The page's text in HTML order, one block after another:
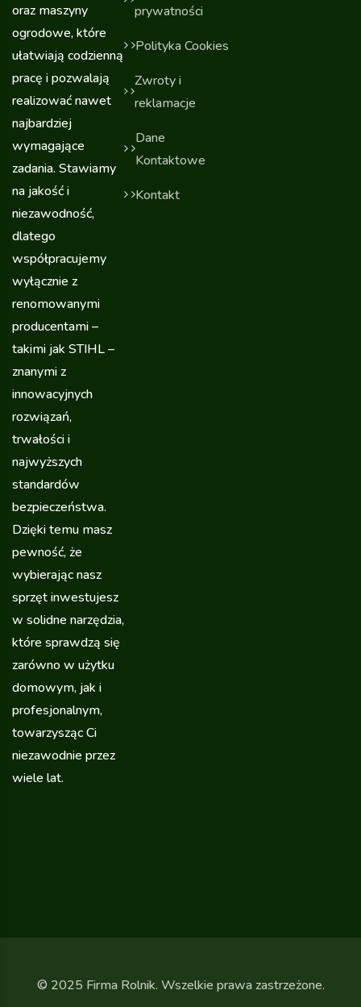
oraz maszyny
ogrodowe, które
ułatwiają codzienną
pracę i pozwalają
realizować nawet
najbardziej
wymagające
zadania. Stawiamy
na jakość i
niezawodność,
dlatego
współpracujemy
wyłącznie z
renomowanymi
producentami –
takimi jak STIHL –
znanymi z
innowacyjnych
rozwiązań,
trwałości i
najwyższych
standardów
bezpieczeństwa.
Dzięki temu masz
pewność, że
wybierając nasz
sprzęt inwestujesz
w solidne narzędzia,
które sprawdzą się
zarówno w użytku
domowym, jak i
profesjonalnym,
towarzysząc Ci
niezawodnie przez
wiele lat.
prywatności
Polityka Cookies
Zwroty i
reklamacje
Dane
Kontaktowe
Kontakt
© 2025 Firma Rolnik. Wszelkie prawa zastrzeżone.